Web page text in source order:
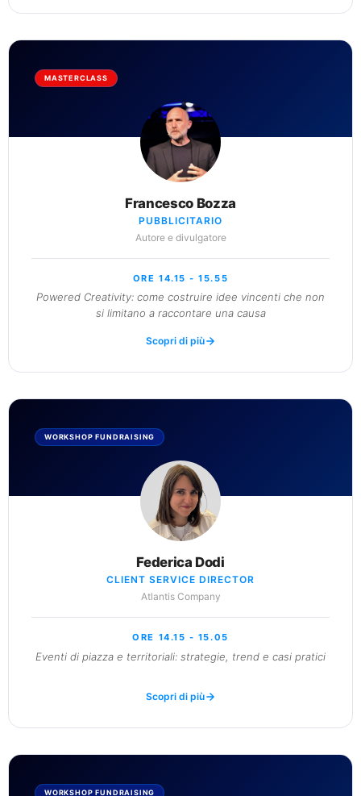
MASTERCLASS
Francesco Bozza
PUBBLICITARIO
Autore e divulgatore
ORE 14.15 - 15.55
Powered Creativity: come costruire idee vincenti che non
si limitano a raccontare una causa
Scopri di più
WORKSHOP FUNDRAISING
Federica Dodi
CLIENT SERVICE DIRECTOR
Atlantis Company
ORE 14.15 - 15.05
Eventi di piazza e territoriali: strategie, trend e casi pratici
Scopri di più
WORKSHOP FUNDRAISING